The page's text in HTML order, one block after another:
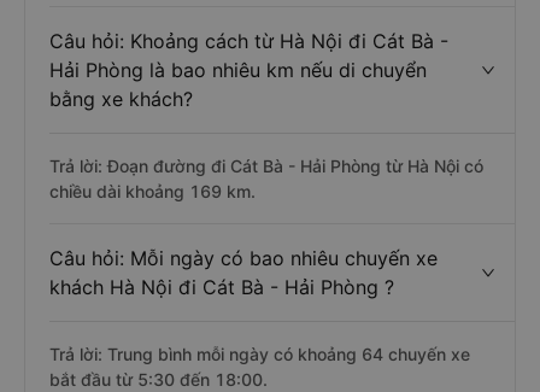
Câu hỏi: Khoảng cách từ Hà Nội đi Cát Bà -
Hải Phòng là bao nhiêu km nếu di chuyển
bằng xe khách?
Trả lời: Đoạn đường đi Cát Bà - Hải Phòng từ Hà Nội có
chiều dài khoảng 169 km.
Câu hỏi: Mỗi ngày có bao nhiêu chuyến xe
khách Hà Nội đi Cát Bà - Hải Phòng ?
Trả lời: Trung bình mỗi ngày có khoảng 64 chuyến xe
bắt đầu từ 5:30 đến 18:00.